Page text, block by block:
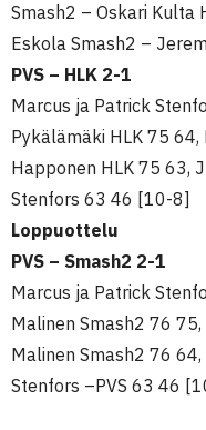
Smash2 – Oskari
Eskola Smash2 –
PVS – HLK 2-1
Marcus ja Patrick
Pykälämäki HLK 75 64,
Happonen HLK 75 63,
Stenfors 63 46 [10-8]
Loppuottelu
PVS – Smash2 2-1
Marcus ja Patrick
Malinen Smash2 76
Malinen Smash2 76
Stenfors –PVS 63 46